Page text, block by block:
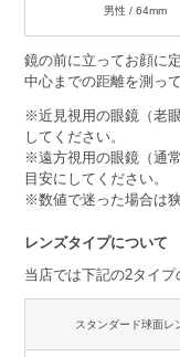
男性 / 64mm
鏡の前に立ってお顔に
中心までの距離を測っ
※近見視用の眼鏡（老
してください。
※遠方視用の眼鏡（通
目安にしてください。
※数値で迷った場合は
レンズタイプについて
当店では下記の2タイプ
スタンダード球面レ